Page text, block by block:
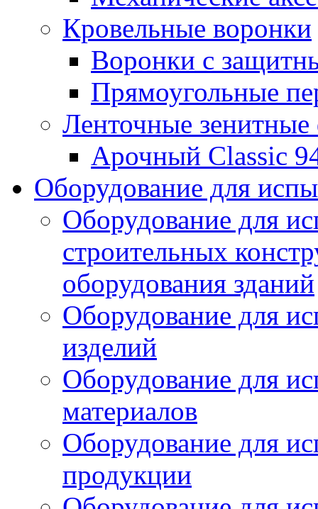
Кровельные воронки
Воронки с
Прямоугольные
Ленточные
Арочный Classic
Оборудование для
Оборудование для
строительных
оборудования зданий
Оборудование для
изделий
Оборудование для
материалов
Оборудование для
продукции